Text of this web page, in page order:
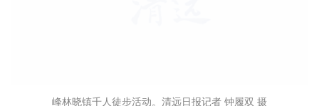
峰林晓镇千人徒步活动。清远日报记者 钟履双 摄